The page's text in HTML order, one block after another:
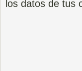
los datos de tus